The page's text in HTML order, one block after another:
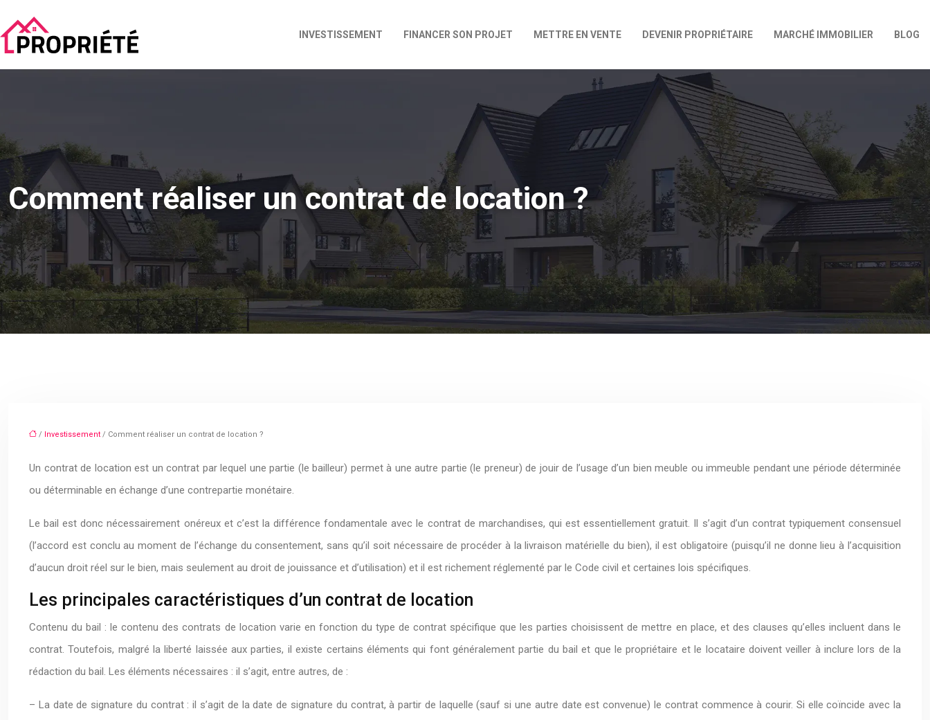
INVESTISSEMENT FINANCER SON PROJET METTRE EN VENTE DEVENIR PROPRIÉTAIRE MARCHÉ IMMOBILIER BLOG
Comment réaliser un contrat de location ?
/ Investissement / Comment réaliser un contrat de location ?
Un contrat de location est un contrat par lequel une partie (le bailleur) permet à une autre partie (le preneur) de jouir de l’usage d’un bien meuble ou immeuble pendant une période déterminée
ou déterminable en échange d’une contrepartie monétaire.
Le bail est donc nécessairement onéreux et c’est la différence fondamentale avec le contrat de marchandises, qui est essentiellement gratuit. Il s’agit d’un contrat typiquement consensuel
(l’accord est conclu au moment de l’échange du consentement, sans qu’il soit nécessaire de procéder à la livraison matérielle du bien), il est obligatoire (puisqu’il ne donne lieu à l’acquisition
d’aucun droit réel sur le bien, mais seulement au droit de jouissance et d’utilisation) et il est richement réglementé par le Code civil et certaines lois spécifiques.
Les principales caractéristiques d’un contrat de location
Contenu du bail : le contenu des contrats de location varie en fonction du type de contrat spécifique que les parties choisissent de mettre en place, et des clauses qu’elles incluent dans le
contrat. Toutefois, malgré la liberté laissée aux parties, il existe certains éléments qui font généralement partie du bail et que le propriétaire et le locataire doivent veiller à inclure lors de la
rédaction du bail. Les éléments nécessaires : il s’agit, entre autres, de :
– La date de signature du contrat : il s’agit de la date de signature du contrat, à partir de laquelle (sauf si une autre date est convenue) le contrat commence à courir. Si elle coïncide avec la